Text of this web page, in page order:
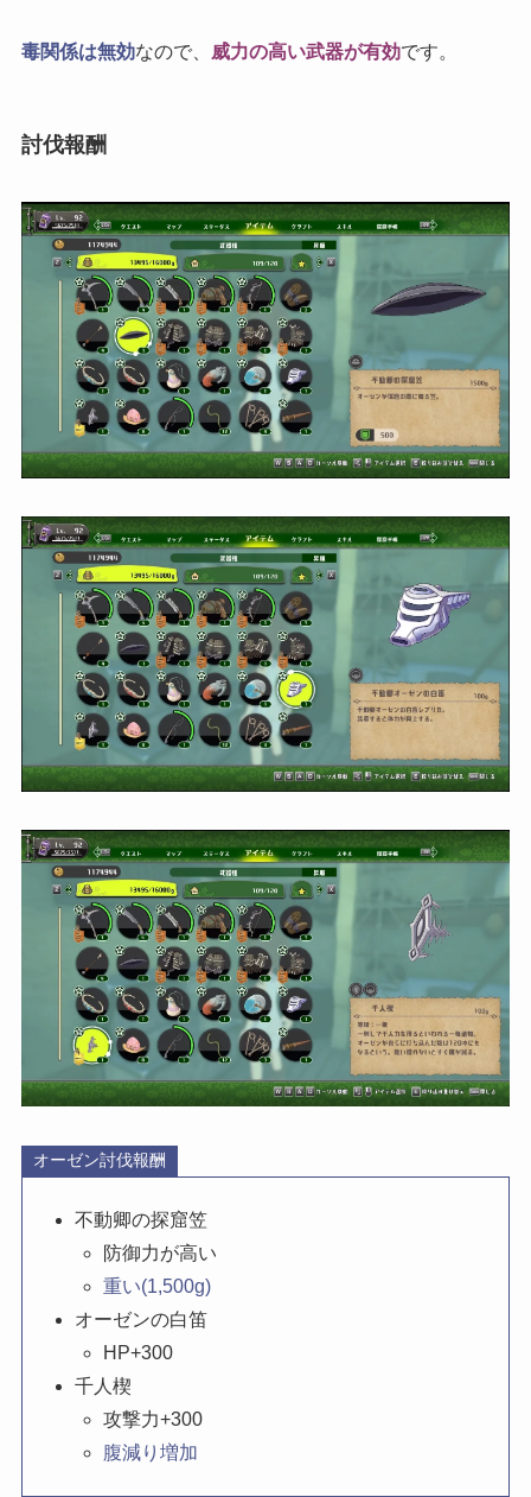
毒関係は無効なので、 威力の高い武器が有効です。
討伐報酬
オーゼン討伐報酬
不動卿の探窟笠
防御力が高い
重い(1,500g)
オーゼンの白笛
HP+300
千人楔
攻撃力+300
腹減り増加